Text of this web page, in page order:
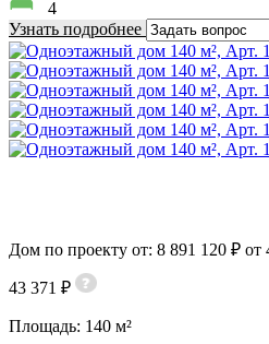
4
Узнать подробнее
Дом по проекту от: 8 891 120 ₽ от
43 371 ₽
Площадь: 140 м²